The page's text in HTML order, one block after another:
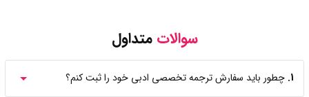
سوالاتمتداول
1. چطور باید سفارش ترجمه تخصصی ادبی خود را ثبت کنم؟